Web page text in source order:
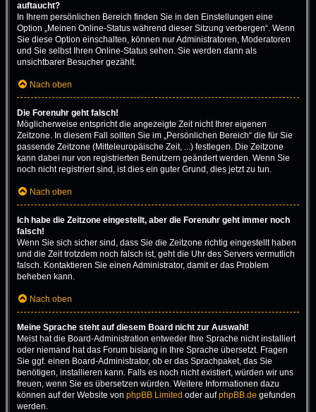
auftaucht?
In Ihrem persönlichen Bereich finden Sie in den Einstellungen eine
Option „Meinen Online-Status während dieser Sitzung verbergen“. Wenn
Sie diese Option einschalten, können nur Administratoren, Moderatoren
und Sie selbst Ihren Online-Status sehen. Sie werden dann als
unsichtbarer Besucher gezählt.
Nach oben
Die Forenuhr geht falsch!
Möglicherweise entspricht die angezeigte Zeit nicht Ihrer eigenen
Zeitzone. In diesem Fall sollten Sie im „Persönlichen Bereich“ die für Sie
passende Zeitzone (Mitteleuropäische Zeit, ...) festlegen. Die Zeitzone
kann dabei nur von registrierten Benutzern geändert werden. Wenn Sie
noch nicht registriert sind, ist dies ein guter Grund, dies jetzt zu tun.
Nach oben
Ich habe die Zeitzone eingestellt, aber die Forenuhr geht immer noch
falsch!
Wenn Sie sich sicher sind, dass Sie die Zeitzone richtig eingestellt haben
und die Zeit trotzdem noch falsch ist, geht die Uhr des Servers vermutlich
falsch. Kontaktieren Sie einen Administrator, damit er das Problem
beheben kann.
Nach oben
Meine Sprache steht auf diesem Board nicht zur Auswahl!
Meist hat die Board-Administration entweder Ihre Sprache nicht installiert
oder niemand hat das Forum bislang in Ihre Sprache übersetzt. Fragen
Sie ggf. einen Board-Administrator, ob er das Sprachpaket, das Sie
benötigen, installieren kann. Falls es noch nicht existiert, würden wir uns
freuen, wenn Sie es übersetzen würden. Weitere Informationen dazu
können auf der Website von phpBB Limited oder aufphpBB.de gefunden
werden.